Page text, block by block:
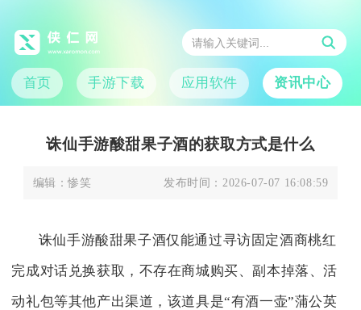
首页 手游下载 应用软件 资讯中心
诛仙手游酸甜果子酒的获取方式是什么
编辑：惨笑 发布时间： 2026-07-07 16:08:59
诛仙手游酸甜果子酒仅能通过寻访固定酒商桃红
完成对话兑换获取，不存在商城购买、副本掉落、活
动礼包等其他产出渠道，该道具是“有酒一壶”蒲公英